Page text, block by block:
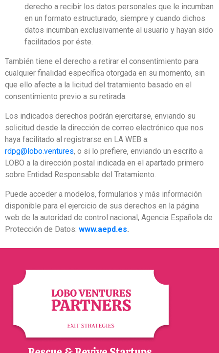
derecho a recibir los datos personales que le incumban
en un formato estructurado, siempre y cuando dichos
datos incumban exclusivamente al usuario y hayan sido
facilitados por éste.
También tiene el derecho a retirar el consentimiento para
cualquier finalidad específica otorgada en su momento, sin
que ello afecte a la licitud del tratamiento basado en el
consentimiento previo a su retirada.
Los indicados derechos podrán ejercitarse, enviando su
solicitud desde la dirección de correo electrónico que nos
haya facilitado al registrarse en LA WEB a:
rdpg@lobo.ventures, o si lo prefiere, enviando un escrito a
LOBO a la dirección postal indicada en el apartado primero
sobre Entidad Responsable del Tratamiento.
Puede acceder a modelos, formularios y más información
disponible para el ejercicio de sus derechos en la página
web de la autoridad de control nacional, Agencia Española de
Protección de Datos: www.aepd.es.